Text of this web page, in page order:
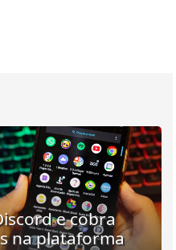
e cobra
na plataforma